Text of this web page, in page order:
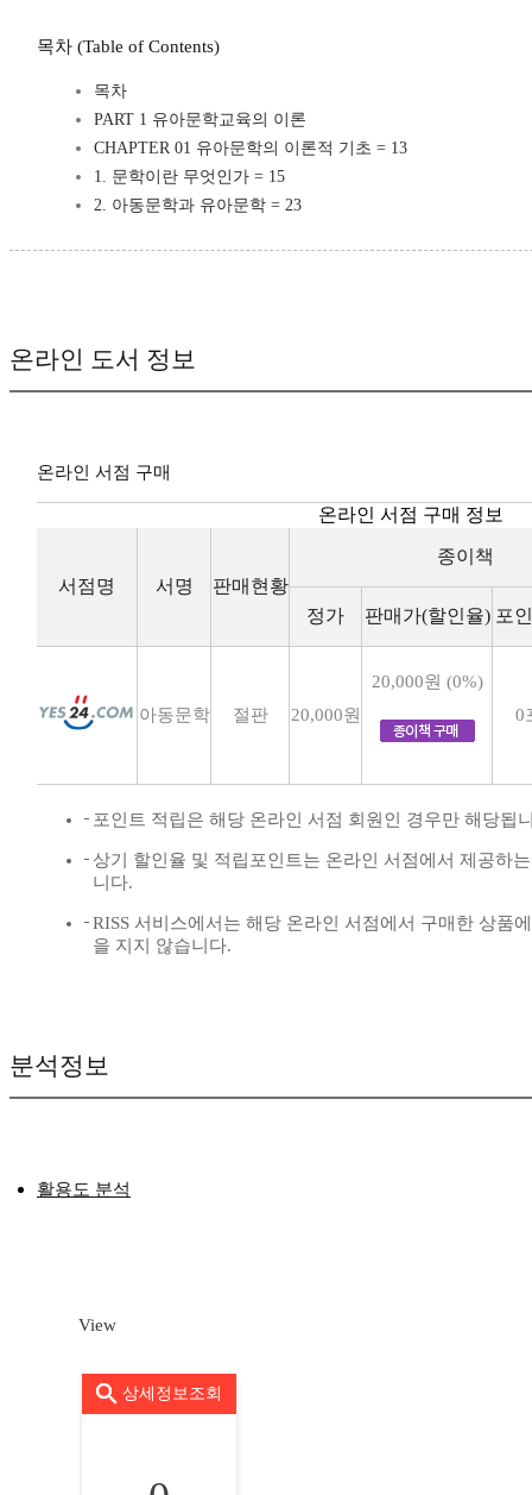
목차 (Table of Contents)
목차
PART 1 유아문학교육의 이론
CHAPTER 01 유아문학의 이론적 기초 = 13
1. 문학이란 무엇인가 = 15
2. 아동문학과 유아문학 = 23
온라인 도서 정보
온라인 서점 구매
온라인 서점 구매 정보
서점명 서명 판매현황
종이책
정가 판매가(할인율) 포
아동문학 절판 20,000원
20,000원 (0%)
0
포인트 적립은 해당 온라인 서점 회원인 경우만 해당됩
상기 할인율 및 적립포인트는 온라인 서점에서 제공하
니다.
RISS 서비스에서는 해당 온라인 서점에서 구매한 상품
을 지지 않습니다.
분석정보
활용도 분석
View
상세정보조회